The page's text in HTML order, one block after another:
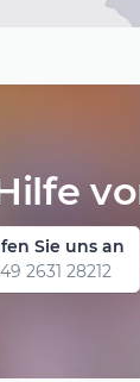
Sie uns an
2631 28212